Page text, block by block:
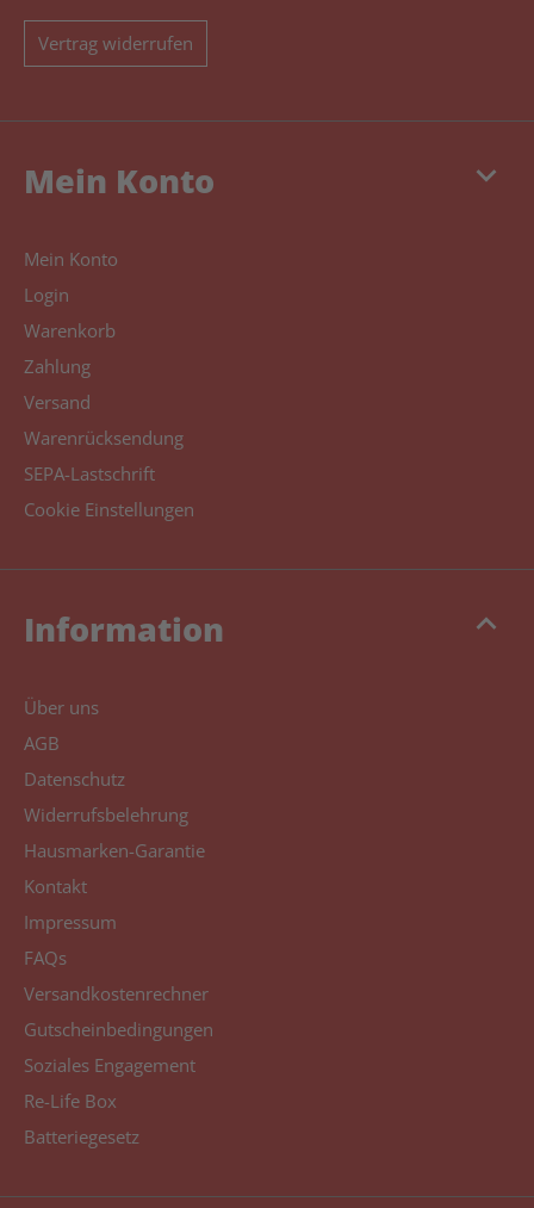
Vertrag widerrufen
keyboard_arrow_down
Mein Konto
Mein Konto
Login
Warenkorb
Zahlung
Versand
Warenrücksendung
SEPA-Lastschrift
Cookie Einstellungen
keyboard_arrow_up
Information
Über uns
AGB
Datenschutz
Widerrufsbelehrung
Hausmarken-Garantie
Kontakt
Impressum
FAQs
Versandkostenrechner
Gutscheinbedingungen
Soziales Engagement
Re-Life Box
Batteriegesetz